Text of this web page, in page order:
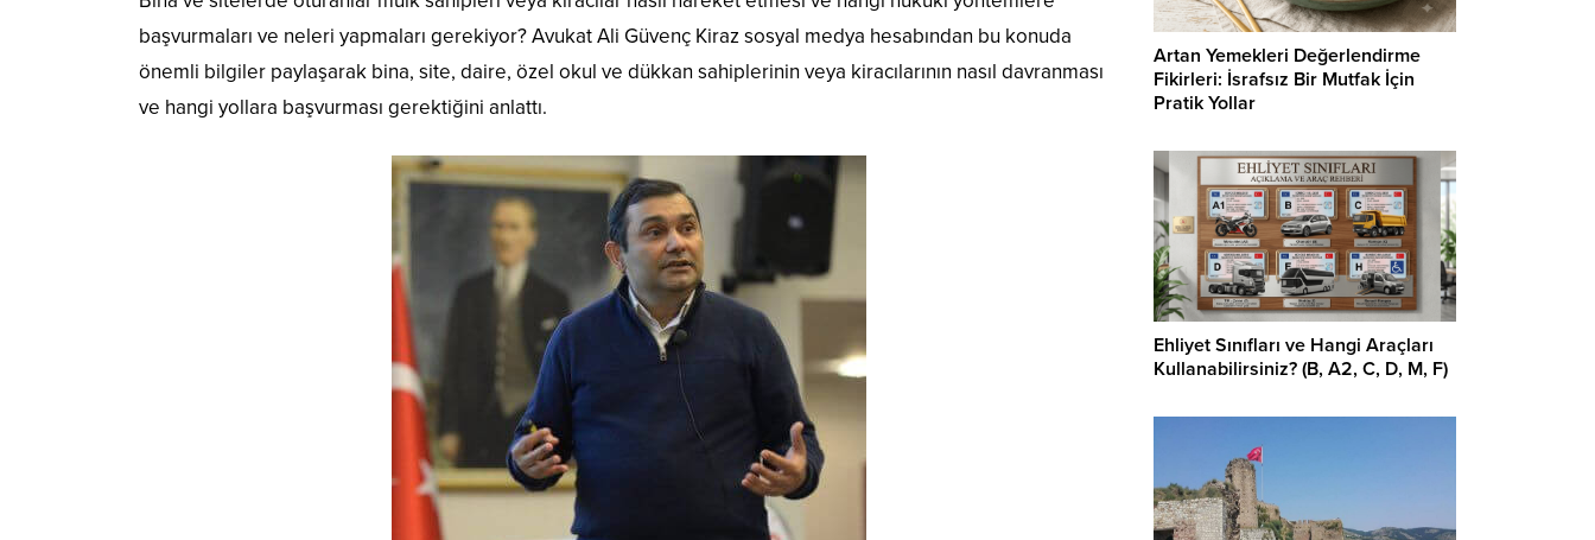
başvurmaları ve neleri yapmaları gerekiyor? Avukat Ali Güvenç Kiraz sosyal medya hesabından bu konuda
önemli bilgiler paylaşarak bina, site, daire, özel okul ve dükkan sahiplerinin veya kiracılarının nasıl davranması
ve hangi yollara başvurması gerektiğini anlattı.
Artan Yemekleri Değerlendirme
Fikirleri: İsrafsız Bir Mutfak İçin
Pratik Yollar
Ehliyet Sınıfları ve Hangi Araçları
Kullanabilirsiniz? (B, A2, C, D, M, F)